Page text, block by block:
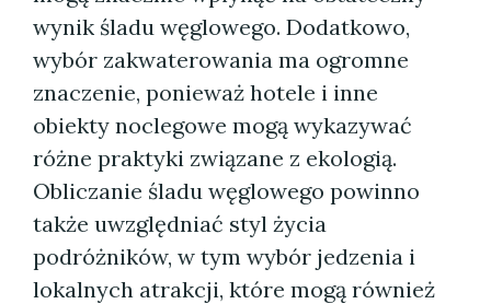
wynik śladu węglowego. Dodatkowo,
wybór zakwaterowania ma ogromne
znaczenie, ponieważ hotele i inne
obiekty noclegowe mogą wykazywać
różne praktyki związane z ekologią.
Obliczanie śladu węglowego powinno
także uwzględniać styl życia
podróżników, w tym wybór jedzenia i
lokalnych atrakcji, które mogą również